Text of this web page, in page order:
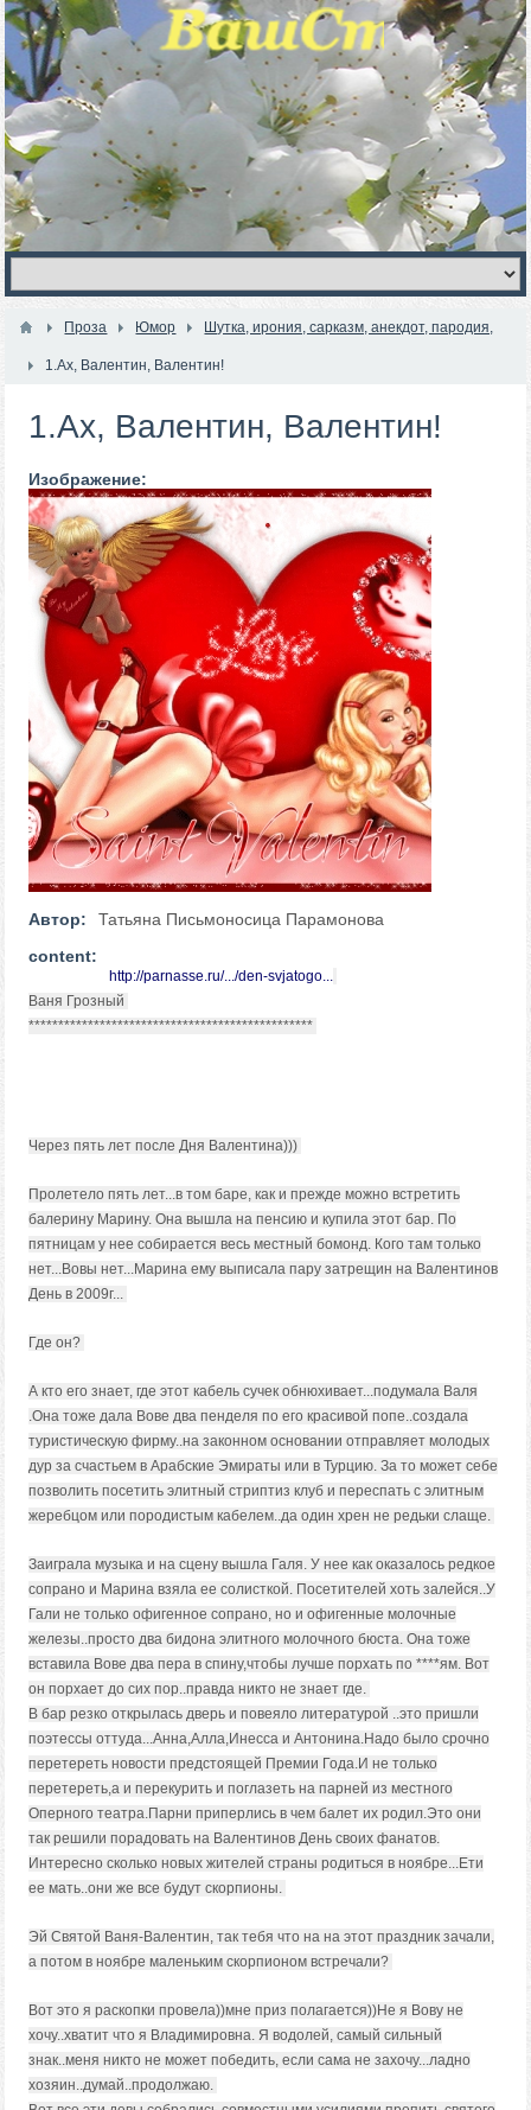
Проза Юмор Шутка, ирония, сарказм, анекдот, пародия,
1.Ах, Валентин, Валентин!
1.Ах, Валентин, Валентин!
Изображение:
Автор:
Татьяна Письмоносица Парамонова
content:
http://parnasse.ru/.../den-svjatogo...
Ваня Грозный
************************************************
Через пять лет после Дня Валентина)))
Пролетело пять лет...в том баре, как и прежде можно встретить
балерину Марину. Она вышла на пенсию и купила этот бар. По
пятницам у нее собирается весь местный бомонд. Кого там только
нет...Вовы нет...Марина ему выписала пару затрещин на Валентинов
День в 2009г...
Где он?
А кто его знает, где этот кабель сучек обнюхивает...подумала Валя
.Она тоже дала Вове два пенделя по его красивой попе..создала
туристическую фирму..на законном основании отправляет молодых
дур за счастьем в Арабские Эмираты или в Турцию. За то может себе
позволить посетить элитный стриптиз клуб и переспать с элитным
жеребцом или породистым кабелем..да один хрен не редьки слаще.
Заиграла музыка и на сцену вышла Галя. У нее как оказалось редкое
сопрано и Марина взяла ее солисткой. Посетителей хоть залейся..У
Гали не только офигенное сопрано, но и офигенные молочные
железы..просто два бидона элитного молочного бюста. Она тоже
вставила Вове два пера в спину,чтобы лучше порхать по ****ям. Вот
он порхает до сих пор..правда никто не знает где.
В бар резко открылась дверь и повеяло литературой ..это пришли
поэтессы оттуда...Анна,Алла,Инесса и Антонина.Надо было срочно
перетереть новости предстоящей Премии Года.И не только
перетереть,а и перекурить и поглазеть на парней из местного
Оперного театра.Парни приперлись в чем балет их родил.Это они
так решили порадовать на Валентинов День своих фанатов.
Интересно сколько новых жителей страны родиться в ноябре...Ети
ее мать..они же все будут скорпионы.
Эй Святой Ваня-Валентин, так тебя что на на этот праздник зачали,
а потом в ноябре маленьким скорпионом встречали?
Вот это я раскопки провела))мне приз полагается))Не я Вову не
хочу..хватит что я Владимировна. Я водолей, самый сильный
знак..меня никто не может победить, если сама не захочу...ладно
хозяин..думай..продолжаю.